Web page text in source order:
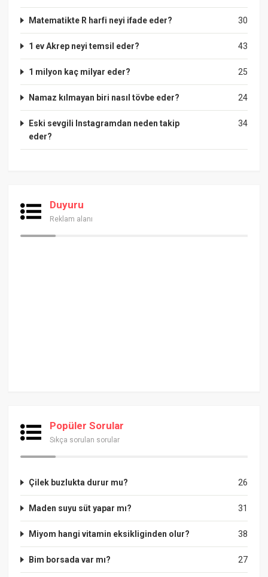
30
Matematikte R harfi neyi ifade eder?
43
1 ev Akrep neyi temsil eder?
25
1 milyon kaç milyar eder?
24
Namaz kılmayan biri nasıl tövbe eder?
34
Eski sevgili Instagramdan neden takip
eder?
Duyuru
Reklam alanı
Popüler Sorular
Sıkça sorulan sorular
26
Çilek buzlukta durur mu?
31
Maden suyu süt yapar mı?
38
Miyom hangi vitamin eksikliginden olur?
27
Bim borsada var mı?